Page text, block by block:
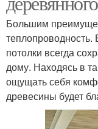
Большим
потолки всегда
дому. Находясь в
ощущать себя
древесины будет